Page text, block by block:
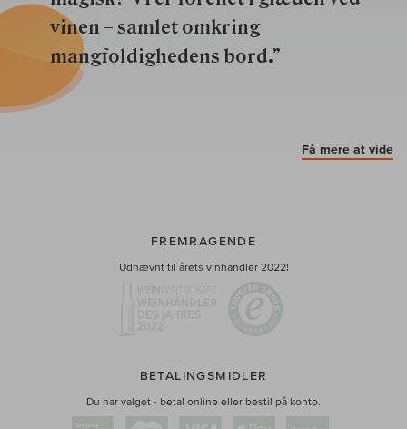
vinen – samlet omkring
mangfoldighedens bord.”
Få mere at vide
FREMRAGENDE
Udnævnt til årets vinhandler 2022!
BETALINGSMIDLER
Du har valget - betal online eller bestil på konto.